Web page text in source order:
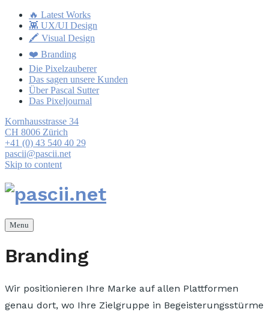
🔥 Latest Works
👾 UX/UI Design
🖍 Visual Design
❤️ Branding
Die Pixelzauberer
Das sagen unsere Kunden
Über Pascal Sutter
Das Pixeljournal
Kornhausstrasse 34
CH 8006 Zürich
+41 (0) 43 540 40 29
pascii@pascii.net
Skip to content
Menu
Branding
Wir positionieren Ihre Marke auf allen Plattformen
genau dort, wo Ihre Zielgruppe in Begeisterungsstürme